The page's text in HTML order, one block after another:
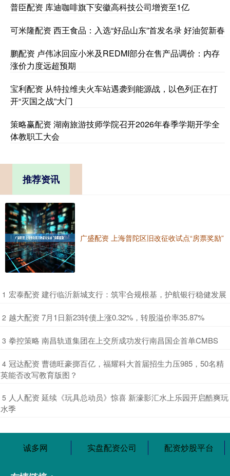
普臣配资 库迪咖啡旗下安徽高科技公司增资至1亿
可米隆配资 西王食品：入选“好品山东”首发名录 好油贺新春
鹏配资 卢伟冰回应小米及REDMI部分在售产品调价：内存
涨价力度远超预期
宝利配资 从特拉维夫火车站遇袭到能源战，以色列正在打
开“灭国之战”大门
策略赢配资 湖南旅游技师学院召开2026年春季学期开学全
体教职工大会
推荐资讯
广盛配资 上海普陀区旧改征收试点“房票奖励”
1 ​宏泰配资 建行临沂新城支行：筑牢合规根基，护航银行稳健发展
2 ​越大配资 7月1日新23转债上涨0.32%，转股溢价率35.87%
3 ​拳控策略 南昌轨道集团在上交所成功发行南昌国企首单CMBS
4 ​冠达配资 曹德旺豪掷百亿，福耀科大首届招生力压985，50名精
英能否改写教育版图？
5 ​人人配资 延续《玩具总动员》惊喜 新濠影汇水上乐园开启酷爽玩
水季
诚多网 实盘配资公司 配资炒股平台